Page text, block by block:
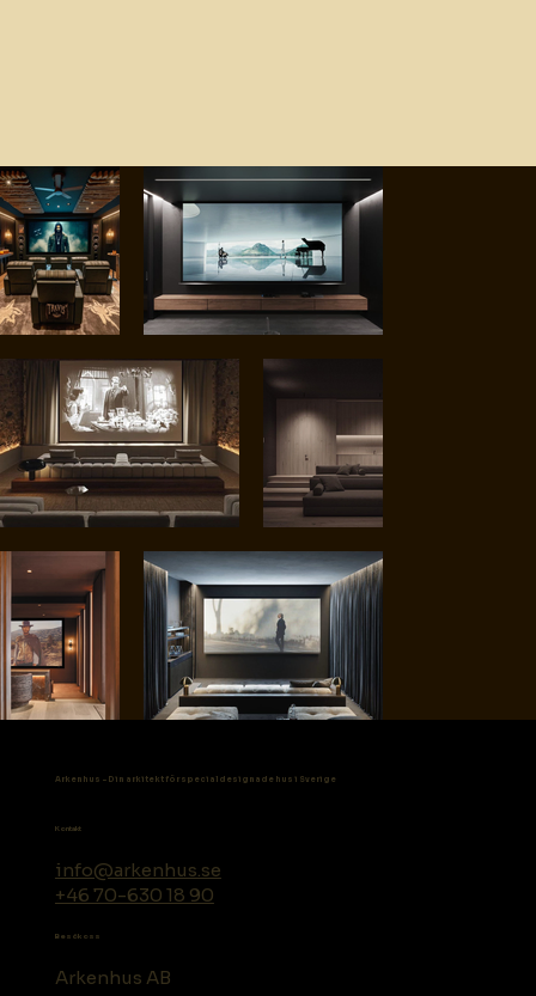
Arkenhus - Din arkitekt för specialdesignade hus i Sverige
Kontakt
info@arkenhus.se
+46 70-630 18 90
Besök oss
Arkenhus AB